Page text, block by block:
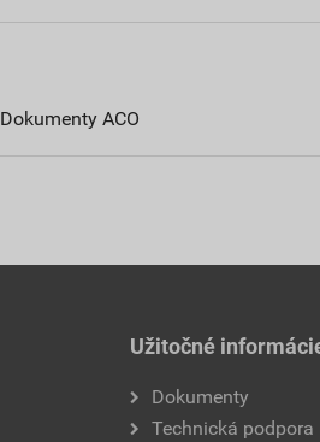
Dokumenty ACO
Užitočné
Dokumenty
Technická podpora